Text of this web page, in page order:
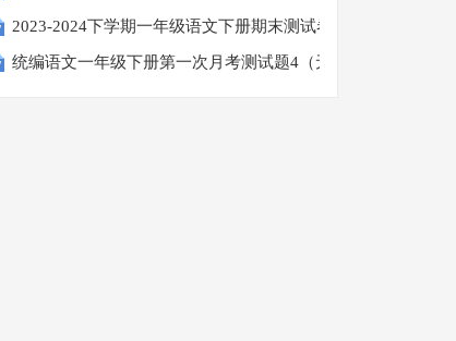
2023-2024下学期一年级语文下册期末测试卷
统编语文一年级下册第一次月考测试题4（无答案）